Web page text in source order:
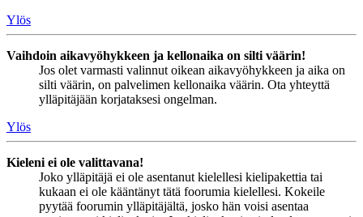
Ylös
Vaihdoin aikavyöhykkeen ja kellonaika on silti väärin!
Jos olet varmasti valinnut oikean aikavyöhykkeen ja aika on
silti väärin, on palvelimen kellonaika väärin. Ota yhteyttä
ylläpitäjään korjataksesi ongelman.
Ylös
Kieleni ei ole valittavana!
Joko ylläpitäjä ei ole asentanut kielellesi kielipakettia tai
kukaan ei ole kääntänyt tätä foorumia kielellesi. Kokeile
pyytää foorumin ylläpitäjältä, josko hän voisi asentaa